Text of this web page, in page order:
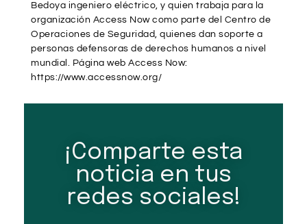
Bedoya ingeniero eléctrico, y quien trabaja para la
organización Access Now como parte del Centro de
Operaciones de Seguridad, quienes dan soporte a
personas defensoras de derechos humanos a nivel
mundial. Página web Access Now:
https://www.accessnow.org/
¡Comparte esta
noticia en tus
redes sociales!